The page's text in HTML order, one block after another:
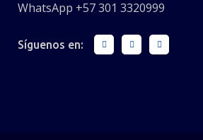
WhatsApp +57 301 3320999
Síguenos en: